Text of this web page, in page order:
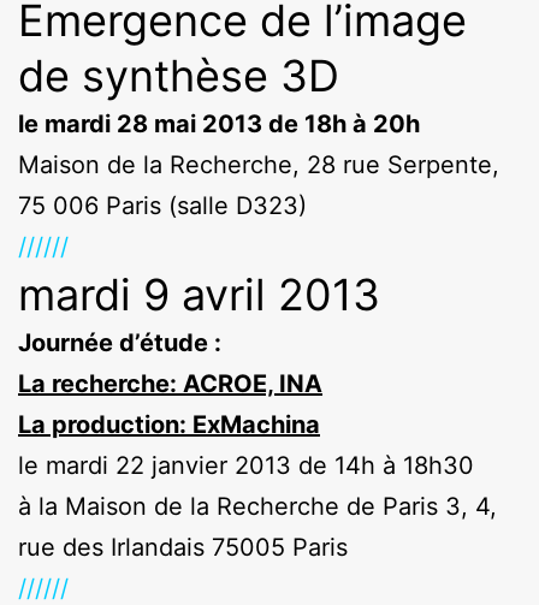
Emergence de l’image
de synthèse 3D
le mardi 28 mai 2013 de 18h à 20h
Maison de la Recherche, 28 rue Serpente,
75 006 Paris (salle D323)
//////
mardi 9 avril 2013
Journée d’étude :
La recherche: ACROE, INA
La production: ExMachina
le mardi 22 janvier 2013 de 14h à 18h30
à la Maison de la Recherche de Paris 3, 4,
rue des Irlandais 75005 Paris
//////